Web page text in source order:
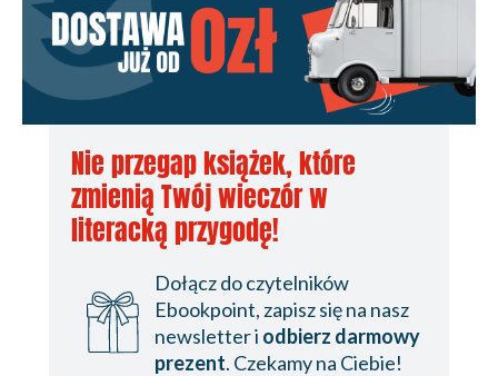
22
23
26
27
29
30
Nie przegap książek, które
zmienią Twój wieczór w
literacką przygodę!
Dołącz do czytelników
Ebookpoint, zapisz się na nasz
newsletter i odbierz darmowy
prezent. Czekamy na Ciebie!